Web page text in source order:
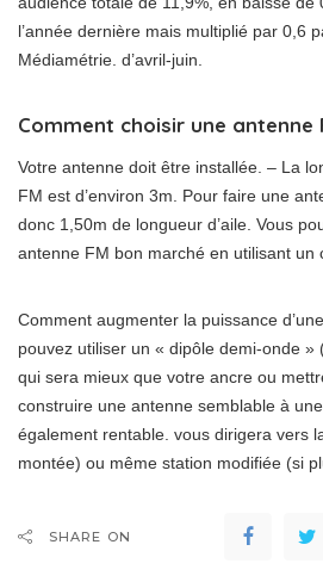
l’année dernière mais multiplié par 0,6
Médiamétrie. d’avril-juin.
Comment choisir une antenne
Votre antenne doit être installée. – La
FM est d’environ 3m. Pour faire une
donc 1,50m de longueur d’aile. Vous
antenne FM bon marché en utilisant un
Comment augmenter la puissance
pouvez utiliser un « dipôle demi-onde »
qui sera mieux que votre ancre ou
construire une antenne semblable à
également rentable. vous dirigera vers
montée) ou même station modifiée (si
SHARE ON